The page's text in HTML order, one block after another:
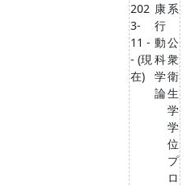
202
3-
11 -
- (現
在)
康
行
動
科
学
論
系
公
衆
衛
生
学
学
位
プ
ロ